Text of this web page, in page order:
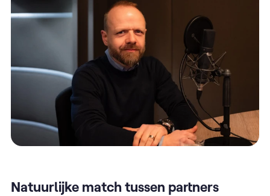
Natuurlijke match tussen partners